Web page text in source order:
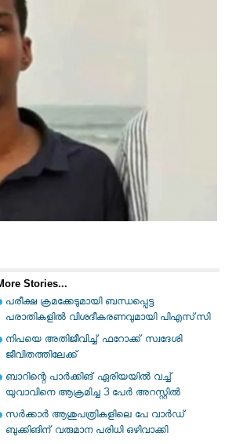
Stories...
പരീക്ഷ ക്രമക്കേടുമായി ബന്ധപ്പെട്ട
പരാതികളില്‍ വിശദീകരണവുമായി പിഎസ്‌സി
നിപയെ അതിജീവിച്ച് ഫറോക്ക് സ്വദേശി
ജീവിതത്തിലേക്ക്
ബാറിന്റെ പാര്‍ക്കിങ് ഏരിയയില്‍ വച്ച്
യുവാവിനെ ആക്രമിച്ച 3 പേര്‍ അറസ്റ്റില്‍
സര്‍ക്കാര്‍ ആശുപത്രികളിലെ പേ വാര്‍ഡ്
ബുക്കിങിന് വരുമാന പരിധി ഒഴിവാക്കി